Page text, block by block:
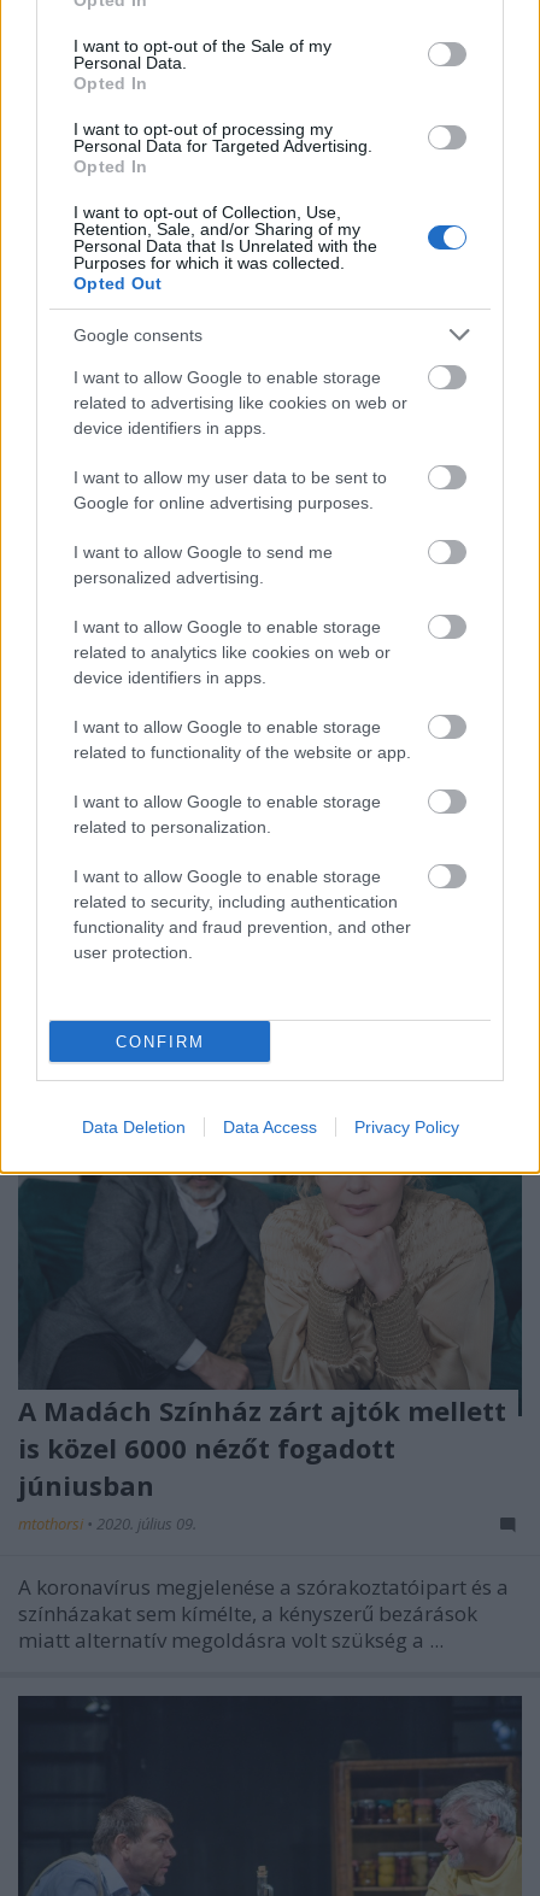
use your data for below specified purposes in below Google
consent section.
I want to opt-out of the Sale of my
Personal Data.
Opted In
I want to opt-out of processing my
Personal Data for Targeted Advertising.
Opted In
I want to opt-out of Collection, Use,
Retention, Sale, and/or Sharing of my
Personal Data that Is Unrelated with the
Purposes for which it was collected.
Opted Out
Google consents
I want to allow Google to enable storage
related to advertising like cookies on web or
device identifiers in apps.
I want to allow my user data to be sent to
Google for online advertising purposes.
I want to allow Google to send me
personalized advertising.
I want to allow Google to enable storage
related to analytics like cookies on web or
device identifiers in apps.
I want to allow Google to enable storage
related to functionality of the website or app.
I want to allow Google to enable storage
related to personalization.
I want to allow Google to enable storage
related to security, including authentication
functionality and fraud prevention, and other
user protection.
CONFIRM
Data Deletion Data Access Privacy Policy
„Csonka évadot zárni nem felemelő
érzés"
mtothorsi•2020. július 15.
Megtartotta évadzáró társulati ülését a Tomcsa
Sándor Színház. A világjárvány próbára tette az
"Csak engedjenek át a határon,
jövünk!"
mtothorsi 2020. július 13.
Augusztus 21. és 29. között, a tervezett és már
meghirdetett versenyprogrammal, magas művészi
A Madách Színház zárt ajtók mellett
is közel 6000 nézőt fogadott
júniusban
mtothorsi • 2020. július 09.
A koronavírus megjelenése a szórakoztatóipart és a
színházakat sem kímélte, a kényszerű bezárások
miatt alternatív megoldásra volt szükség a ...